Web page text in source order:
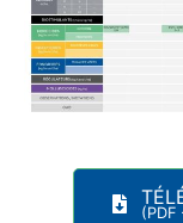
(PDF